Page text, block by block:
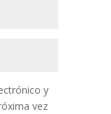
y
vez